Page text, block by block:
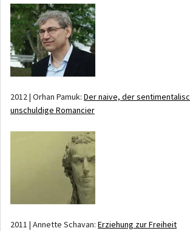
2012 | Orhan Pamuk: Der naive, der
unschuldige Romancier
2011 | Annette Schavan: Erziehung zur Freiheit